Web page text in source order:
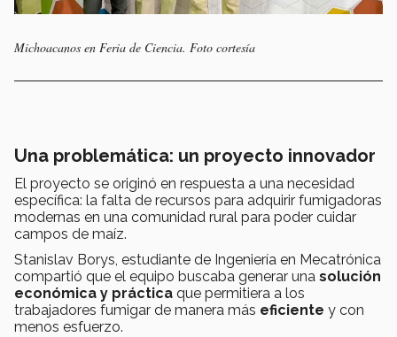
Michoacanos en Feria de Ciencia. Foto cortesía
Una problemática: un proyecto innovador
El proyecto se originó en respuesta a una necesidad
específica: la falta de recursos para adquirir fumigadoras
modernas en una comunidad rural para poder cuidar
campos de maíz.
Stanislav Borys, estudiante de Ingeniería en Mecatrónica
compartió que el equipo buscaba generar una solución
económica y práctica que permitiera a los
trabajadores fumigar de manera más eficiente y con
menos esfuerzo.